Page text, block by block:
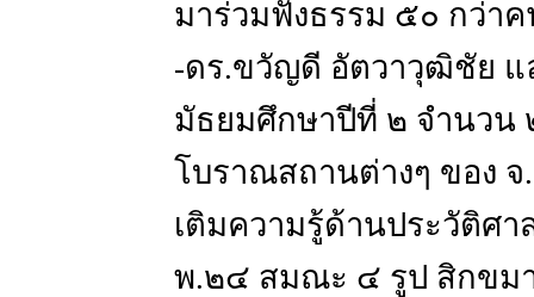
มาร่วมฟังธรรม ๕๐ กว่า
-ดร.ขวัญดี อัตวาวุฒิชัย
มัธยมศึกษาปีที่ ๒ จำนวน
โบราณสถานต่างๆ ของ
เติมความรู้ด้านประวัติศา
พ.๒๔ สมณะ ๔ รูป สิกขม